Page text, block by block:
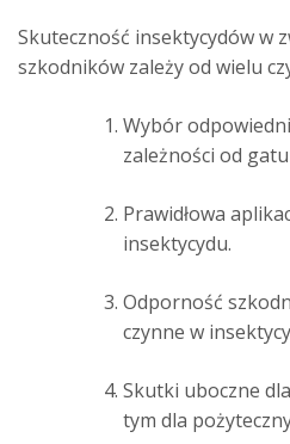
Skuteczność insektycydów w
szkodników zależy od wielu
Wybór
zależności od
Prawidłowa
insektycydu.
Odporność
czynne w
Skutki uboczne
tym dla